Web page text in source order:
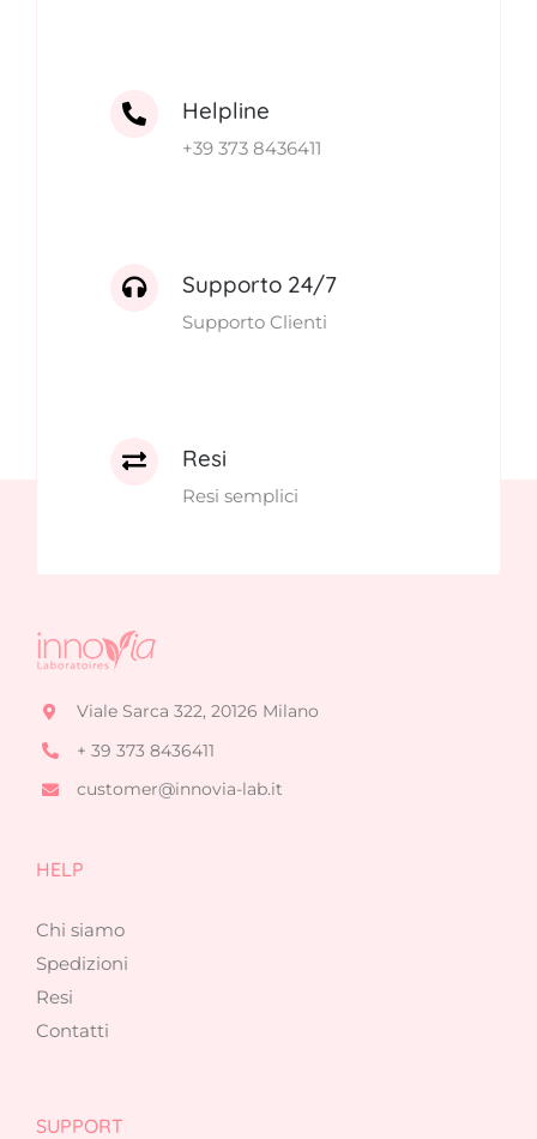
Helpline
+39 373 8436411
Supporto 24/7
Supporto Clienti
Resi
Resi semplici
Viale Sarca 322, 20126 Milano
+ 39 373 8436411
customer@innovia-lab.it
HELP
Chi siamo
Spedizioni
Resi
Contatti
SUPPORT